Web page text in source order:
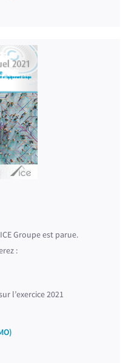
Groupe est parue.
:
l’exercice 2021